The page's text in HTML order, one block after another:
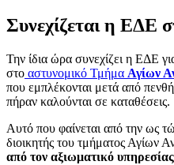
Συνεχίζεται η ΕΔΕ
Την ίδια ώρα συνεχίζει η ΕΔΕ
στο αστυνομικό Τμήμα Αγίων
που εμπλέκονται μετά από
πήραν καλούνται σε καταθέσεις.
Αυτό που φαίνεται από την ως
διοικητής του τμήματος Αγίων
από τον αξιωματικό